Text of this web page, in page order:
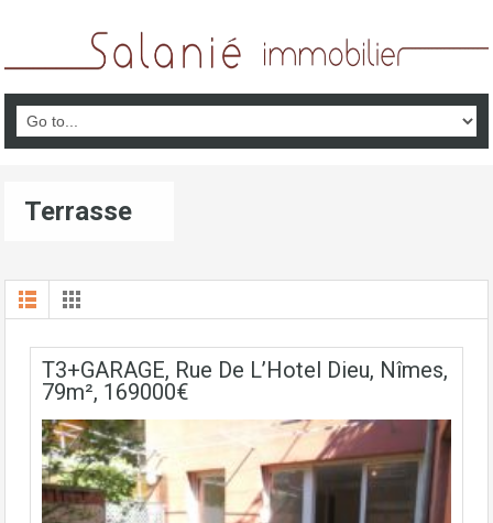
Terrasse
T3+GARAGE, Rue De L’Hotel Dieu, Nîmes,
79m², 169000€